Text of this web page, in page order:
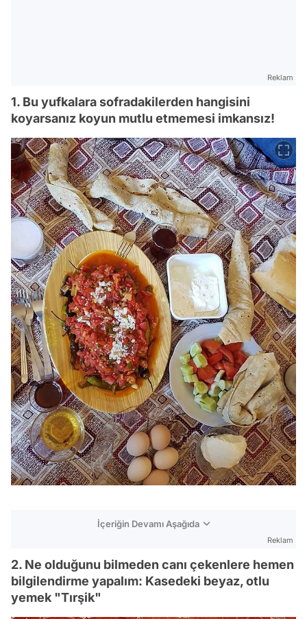
Reklam
1. Bu yufkalara sofradakilerden hangisini
koyarsanız koyun mutlu etmemesi imkansız!
İçeriğin Devamı Aşağıda
Reklam
2. Ne olduğunu bilmeden canı çekenlere hemen
bilgilendirme yapalım: Kasedeki beyaz, otlu
yemek "Tırşik"